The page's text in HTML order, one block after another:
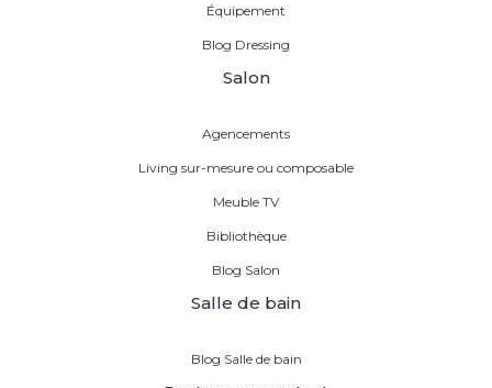
Équipement
Blog Dressing
Salon
Agencements
Living sur-mesure ou composable
Meuble TV
Bibliothèque
Blog Salon
Salle de bain
Blog Salle de bain